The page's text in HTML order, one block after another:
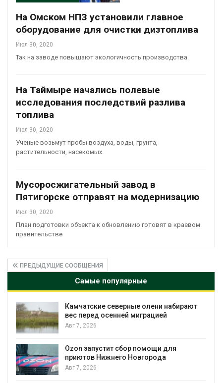
На Омском НПЗ установили главное
оборудование для очистки дизтоплива
Июл 30, 2020
Так на заводе повышают экологичность производства.
На Таймыре начались полевые
исследования последствий разлива
топлива
Июл 30, 2020
Ученые возьмут пробы воздуха, воды, грунта,
растительности, насекомых.
Мусоросжигательный завод в
Пятигорске отправят на модернизацию
Июл 30, 2020
План подготовки объекта к обновлению готовят в краевом
правительстве
ПРЕДЫДУЩИЕ СООБЩЕНИЯ
Самые популярные
северные олени набирают
миграцией
сбор помощи для
Новгорода
Тайфун, засуха
Авг 7, 2026